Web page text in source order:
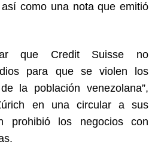
así como una nota que emitió
que Credit Suisse no
para que se violen los
la población venezolana”,
en una circular a sus
prohibió los negocios con